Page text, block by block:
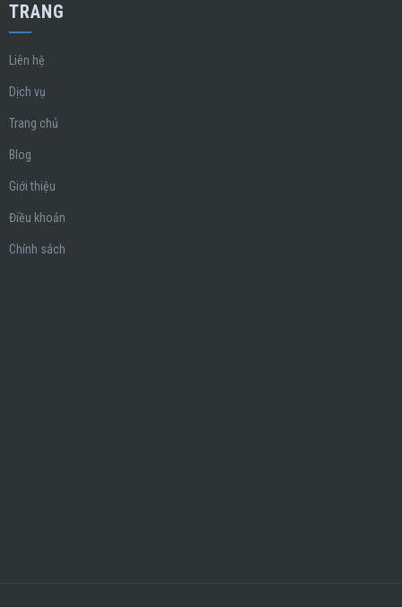
TRANG
Liên hệ
Dịch vụ
Trang chủ
Blog
Giới thiệu
Điều khoản
Chính sách